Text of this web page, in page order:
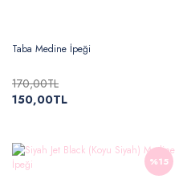
Taba Medine İpeği
170,00TL
150,00TL
%15